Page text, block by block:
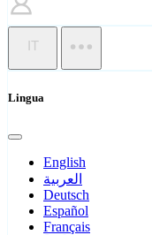
IT
Lingua
English
العربية
Deutsch
Español
Français